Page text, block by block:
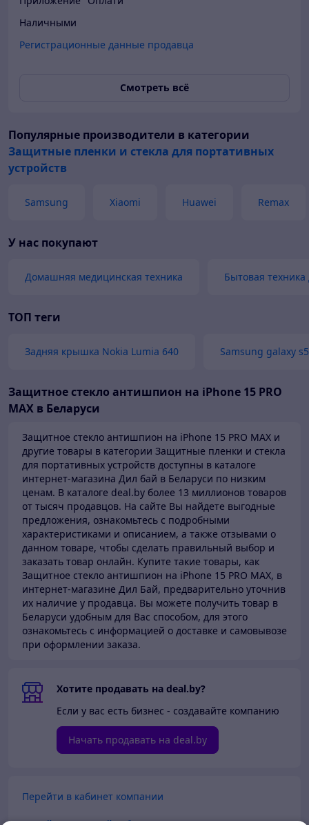
Наличными
Регистрационные данные продавца
Смотреть всё
Популярные производители в категории
Защитные пленки и стекла для портативных
устройств
Samsung Xiaomi Huawei Remax
У нас покупают
Домашняя медицинская техника Бытовая
ТОП теги
Задняя крышка Nokia Lumia 640 Samsung galaxy
Защитное стекло антишпион на iPhone 15 PRO
MAX в Беларуси
Защитное стекло антишпион на iPhone 15 PRO MAX и
другие товары в категории Защитные пленки и стекла
для портативных устройств доступны в каталоге
интернет-магазина Дил бай в Беларуси по низким
ценам. В каталоге deal.by более 13 миллионов товаров
от тысяч продавцов. На сайте Вы найдете выгодные
предложения, ознакомьтесь с подробными
характеристиками и описанием, а также отзывами о
данном товаре, чтобы сделать правильный выбор и
заказать товар онлайн. Купите такие товары, как
Защитное стекло антишпион на iPhone 15 PRO MAX, в
интернет-магазине Дил Бай, предварительно уточнив
их наличие у продавца. Вы можете получить товар в
Беларуси удобным для Вас способом, для этого
ознакомьтесь с информацией о доставке и самовывозе
при оформлении заказа.
Хотите продавать на deal.by?
Если у вас есть бизнес - создавайте компанию
Начать продавать на deal.by
Перейти в кабинет компании